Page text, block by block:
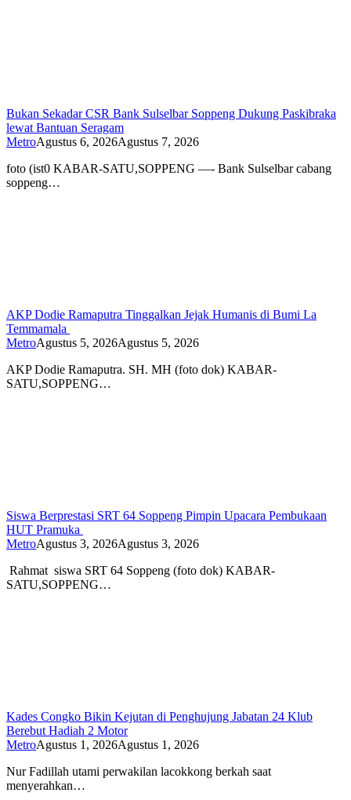
Bukan Sekadar CSR Bank Sulselbar Soppeng Dukung Paskibraka
lewat Bantuan Seragam
MetroAgustus 6, 2026Agustus 7, 2026
foto (ist0 KABAR-SATU,SOPPENG —- Bank Sulselbar cabang
soppeng…
AKP Dodie Ramaputra Tinggalkan Jejak Humanis di Bumi La
Temmamala
MetroAgustus 5, 2026Agustus 5, 2026
AKP Dodie Ramaputra. SH. MH (foto dok) KABAR-
SATU,SOPPENG…
Siswa Berprestasi SRT 64 Soppeng Pimpin Upacara Pembukaan
HUT Pramuka
MetroAgustus 3, 2026Agustus 3, 2026
Rahmat siswa SRT 64 Soppeng (foto dok) KABAR-
SATU,SOPPENG…
Kades Congko Bikin Kejutan di Penghujung Jabatan 24 Klub
Berebut Hadiah 2 Motor
MetroAgustus 1, 2026Agustus 1, 2026
Nur Fadillah utami perwakilan lacokkong berkah saat
menyerahkan…